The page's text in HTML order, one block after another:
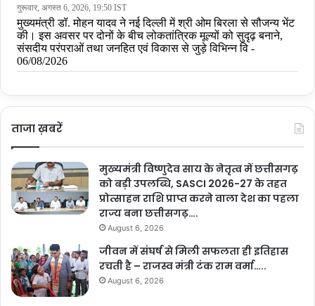
ताजा ख़बरें
मुख्यमंत्री विष्णुदेव साय के नेतृत्व में छत्तीसगढ़
को बड़ी उपलब्धि, SASCI 2026-27 के तहत
प्रोत्साहन राशि प्राप्त करने वाला देश का पहला
राज्य बना छत्तीसगढ़….
August 6, 2026
जीवन में संघर्ष से मिली सफलता ही इतिहास
रचती है – राजस्व मंत्री टंक राम वर्मा…..
August 6, 2026